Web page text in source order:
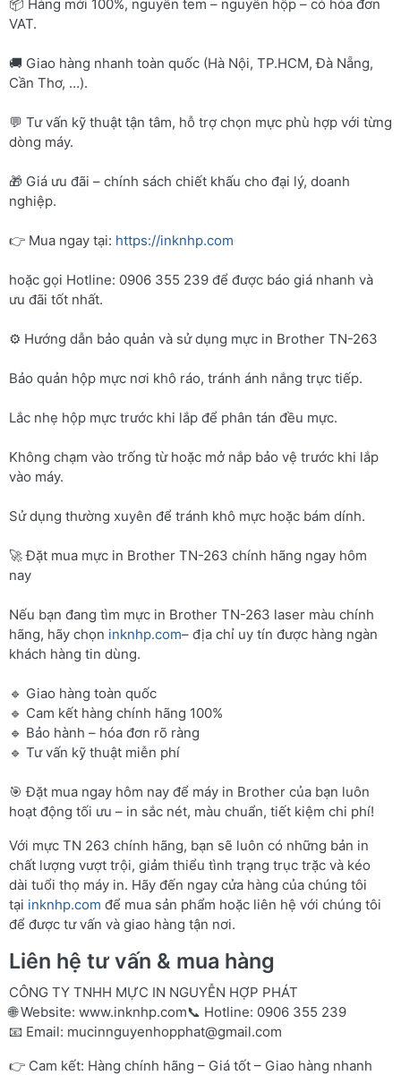
📦 Hàng mới 100%, nguyên tem – nguyên hộp – có hóa đơn
VAT.
🚚 Giao hàng nhanh toàn quốc (Hà Nội, TP.HCM, Đà Nẵng,
Cần Thơ, …).
💬 Tư vấn kỹ thuật tận tâm, hỗ trợ chọn mực phù hợp với từng
dòng máy.
🎁 Giá ưu đãi – chính sách chiết khấu cho đại lý, doanh
nghiệp.
👉 Mua ngay tại: https://inknhp.com
hoặc gọi Hotline: 0906 355 239 để được báo giá nhanh và
ưu đãi tốt nhất.
⚙️ Hướng dẫn bảo quản và sử dụng mực in Brother TN-263
Bảo quản hộp mực nơi khô ráo, tránh ánh nắng trực tiếp.
Lắc nhẹ hộp mực trước khi lắp để phân tán đều mực.
Không chạm vào trống từ hoặc mở nắp bảo vệ trước khi lắp
vào máy.
Sử dụng thường xuyên để tránh khô mực hoặc bám dính.
🚀 Đặt mua mực in Brother TN-263 chính hãng ngay hôm
nay
Nếu bạn đang tìm mực in Brother TN-263 laser màu chính
hãng, hãy chọn inknhp.com– địa chỉ uy tín được hàng ngàn
khách hàng tin dùng.
🔹 Giao hàng toàn quốc
🔹 Cam kết hàng chính hãng 100%
🔹 Bảo hành – hóa đơn rõ ràng
🔹 Tư vấn kỹ thuật miễn phí
🎯 Đặt mua ngay hôm nay để máy in Brother của bạn luôn
hoạt động tối ưu – in sắc nét, màu chuẩn, tiết kiệm chi phí!
Với mực TN 263 chính hãng, bạn sẽ luôn có những bản in
chất lượng vượt trội, giảm thiểu tình trạng trục trặc và kéo
dài tuổi thọ máy in. Hãy đến ngay cửa hàng của chúng tôi
tại inknhp.com để mua sản phẩm hoặc liên hệ với chúng tôi
để được tư vấn và giao hàng tận nơi.
Liên hệ tư vấn & mua hàng
CÔNG TY TNHH MỰC IN NGUYỄN HỢP PHÁT
🌐 Website: www.inknhp.com📞 Hotline: 0906 355 239
📧 Email: mucinnguyenhopphat@gmail.com
👉 Cam kết: Hàng chính hãng – Giá tốt – Giao hàng nhanh